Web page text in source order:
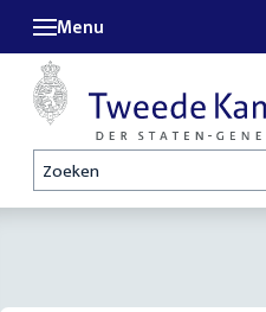
Zoeken
Menu